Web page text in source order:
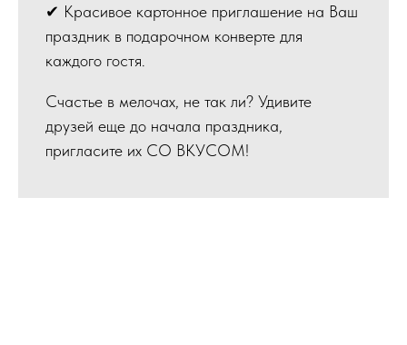
✔ Красивое картонное приглашение на Ваш
праздник в подарочном конверте для
каждого гостя.
Счастье в мелочах, не так ли? Удивите
друзей еще до начала праздника,
пригласите их СО ВКУСОМ!